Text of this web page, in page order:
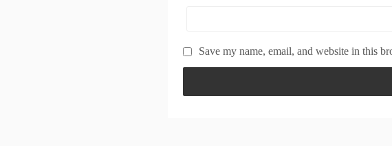
Save my name, email, and website in this